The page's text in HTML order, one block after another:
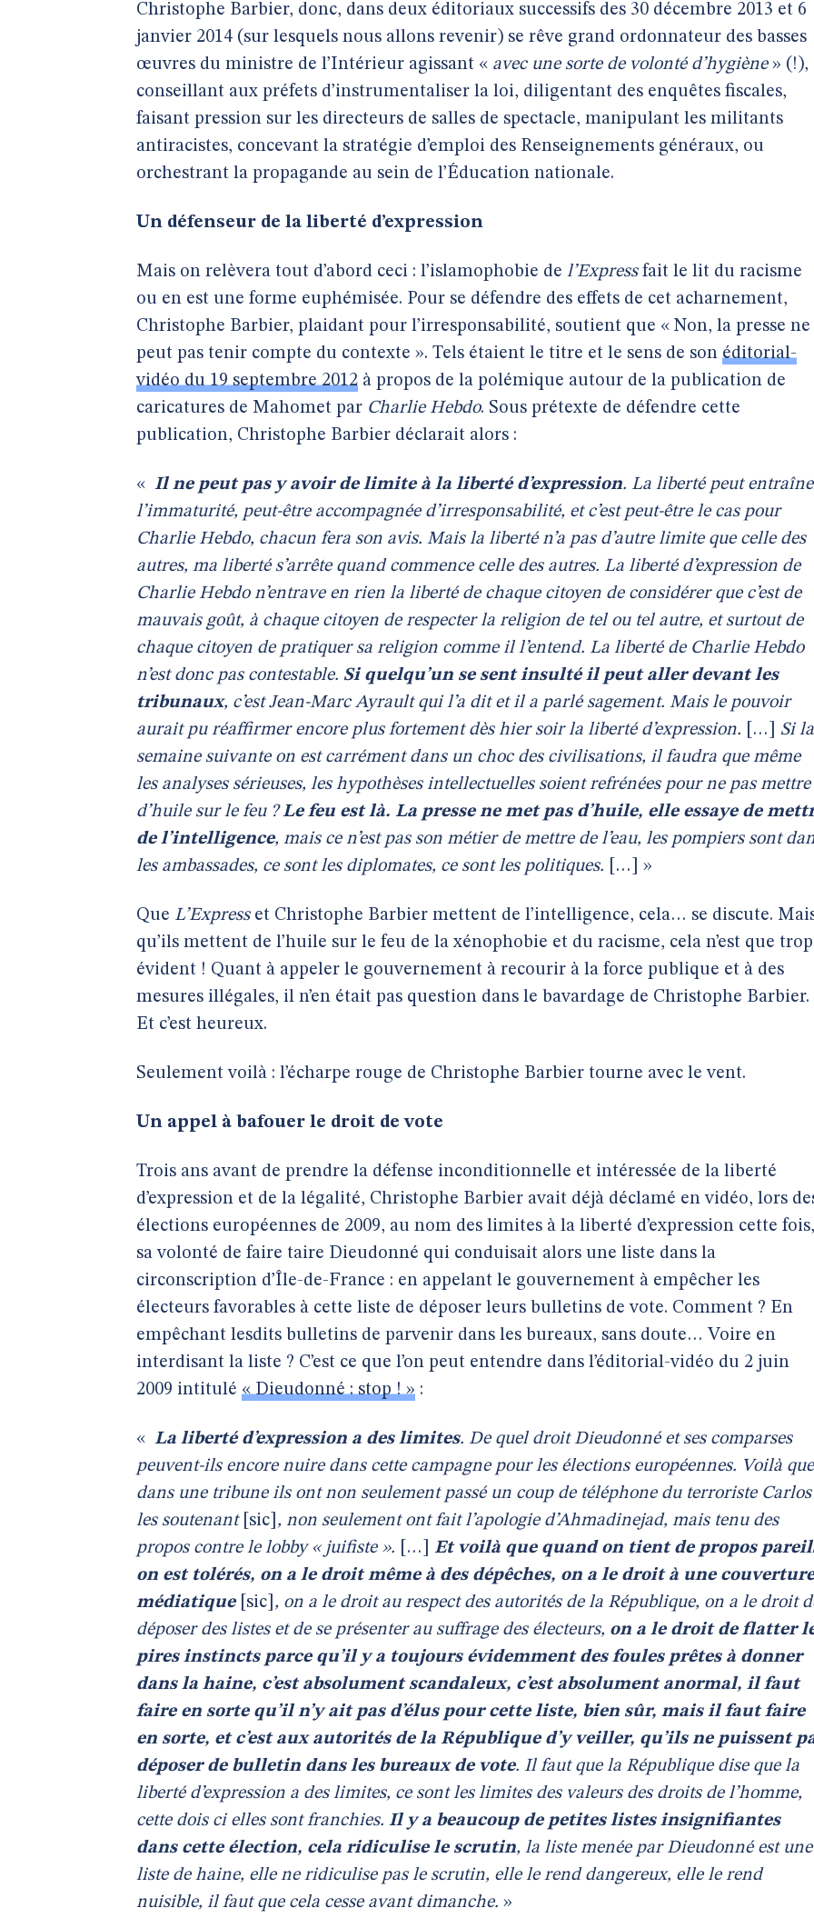
Christophe Barbier, donc, dans deux éditoriaux successifs des 30 décembre 2013 et 6
janvier 2014 (sur lesquels nous allons revenir) se rêve grand ordonnateur des basses
œuvres du ministre de l’Intérieur agissant « avec une sorte de volonté d’hygiène» (!),
conseillant aux préfets d’instrumentaliser la loi, diligentant des enquêtes fiscales,
faisant pression sur les directeurs de salles de spectacle, manipulant les militants
antiracistes, concevant la stratégie d’emploi des Renseignements généraux, ou
orchestrant la propagande au sein de l’Éducation nationale.
Un défenseur de la liberté d’expression
Mais on relèvera tout d’abord ceci : l’islamophobie de l’Expressfait le lit du racisme
ou en est une forme euphémisée. Pour se défendre des effets de cet acharnement,
Christophe Barbier, plaidant pour l’irresponsabilité, soutient que « Non, la presse ne
peut pas tenir compte du contexte ». Tels étaient le titre et le sens de son éditorial-
vidéo du 19 septembre 2012 à propos de la polémique autour de la publication de
caricatures de Mahomet par Charlie Hebdo. Sous prétexte de défendre cette
publication, Christophe Barbier déclarait alors :
« Il ne peut pas y avoir de limite à la liberté d’expression. La liberté peut
l’immaturité, peut-être accompagnée d’irresponsabilité, et c’est peut-être le cas pour
Charlie Hebdo, chacun fera son avis. Mais la liberté n’a pas d’autre limite que celle des
autres, ma liberté s’arrête quand commence celle des autres. La liberté d’expression de
Charlie Hebdo n’entrave en rien la liberté de chaque citoyen de considérer que c’est de
mauvais goût, à chaque citoyen de respecter la religion de tel ou tel autre, et surtout de
chaque citoyen de pratiquer sa religion comme il l’entend. La liberté de Charlie Hebdo
n’est donc pas contestable. Si quelqu’un se sent insulté il peut aller devant les
tribunaux, c’est Jean-Marc Ayrault qui l’a dit et il a parlé sagement. Mais le pouvoir
aurait pu réaffirmer encore plus fortement dès hier soir la liberté d’expression. […] Si la
semaine suivante on est carrément dans un choc des civilisations, il faudra que même
les analyses sérieuses, les hypothèses intellectuelles soient refrénées pour ne pas mettre
d’huile sur le feu ?Le feu est là. La presse ne met pas d’huile, elle essaye de
de l’intelligence, mais ce n’est pas son métier de mettre de l’eau, les pompiers sont
les ambassades, ce sont les diplomates, ce sont les politiques.
[…] »
Que L’Expresset Christophe Barbier mettent de l’intelligence, cela… se discute.
qu’ils mettent de l’huile sur le feu de la xénophobie et du racisme, cela n’est que trop
évident ! Quant à appeler le gouvernement à recourir à la force publique et à des
mesures illégales, il n’en était pas question dans le bavardage de Christophe Barbier.
Et c’est heureux.
Seulement voilà : l’écharpe rouge de Christophe Barbier tourne avec le vent.
Un appel à bafouer le droit de vote
Trois ans avant de prendre la défense inconditionnelle et intéressée de la liberté
d’expression et de la légalité, Christophe Barbier avait déjà déclamé en vidéo, lors
élections européennes de 2009, au nom des limites à la liberté d’expression cette fois,
sa volonté de faire taire Dieudonné qui conduisait alors une liste dans la
circonscription d’Île-de-France : en appelant le gouvernement à empêcher les
électeurs favorables à cette liste de déposer leurs bulletins de vote. Comment ? En
empêchant lesdits bulletins de parvenir dans les bureaux, sans doute… Voire en
interdisant la liste ? C’est ce que l’on peut entendre dans l’éditorial-vidéo du 2 juin
2009 intitulé « Dieudonné : stop ! » :
« La liberté d’expression a des limites. De quel droit Dieudonné et ses comparses
peuvent-ils encore nuire dans cette campagne pour les élections européennes. Voilà que
dans une tribune ils ont non seulement passé un coup de téléphone du terroriste Carlos
les soutenant [sic] , non seulement ont fait l’apologie d’Ahmadinejad, mais tenu des
propos contre le lobby « juifiste ».
[…]
Et voilà que quand on tient de propos
on est tolérés, on a le droit même à des dépêches, on a le droit à une couverture
médiatique
[sic] , on a le droit au respect des autorités de la République, on a le droit
déposer des listes et de se présenter au suffrage des électeurs, on a le droit de flatter
pires instincts parce qu’il y a toujours évidemment des foules prêtes à donner
dans la haine, c’est absolument scandaleux, c’est absolument anormal, il faut
faire en sorte qu’il n’y ait pas d’élus pour cette liste, bien sûr, mais il faut faire
en sorte, et c’est aux autorités de la République d’y veiller, qu’ils ne puissent
déposer de bulletin dans les bureaux de vote. Il faut que la République dise que la
liberté d’expression a des limites, ce sont les limites des valeurs des droits de l’homme,
cette dois ci elles sont franchies. Il y a beaucoup de petites listes insignifiantes
dans cette élection, cela ridiculise le scrutin, la liste menée par Dieudonné est une
liste de haine, elle ne ridiculise pas le scrutin, elle le rend dangereux, elle le rend
nuisible, il faut que cela cesse avant dimanche. »